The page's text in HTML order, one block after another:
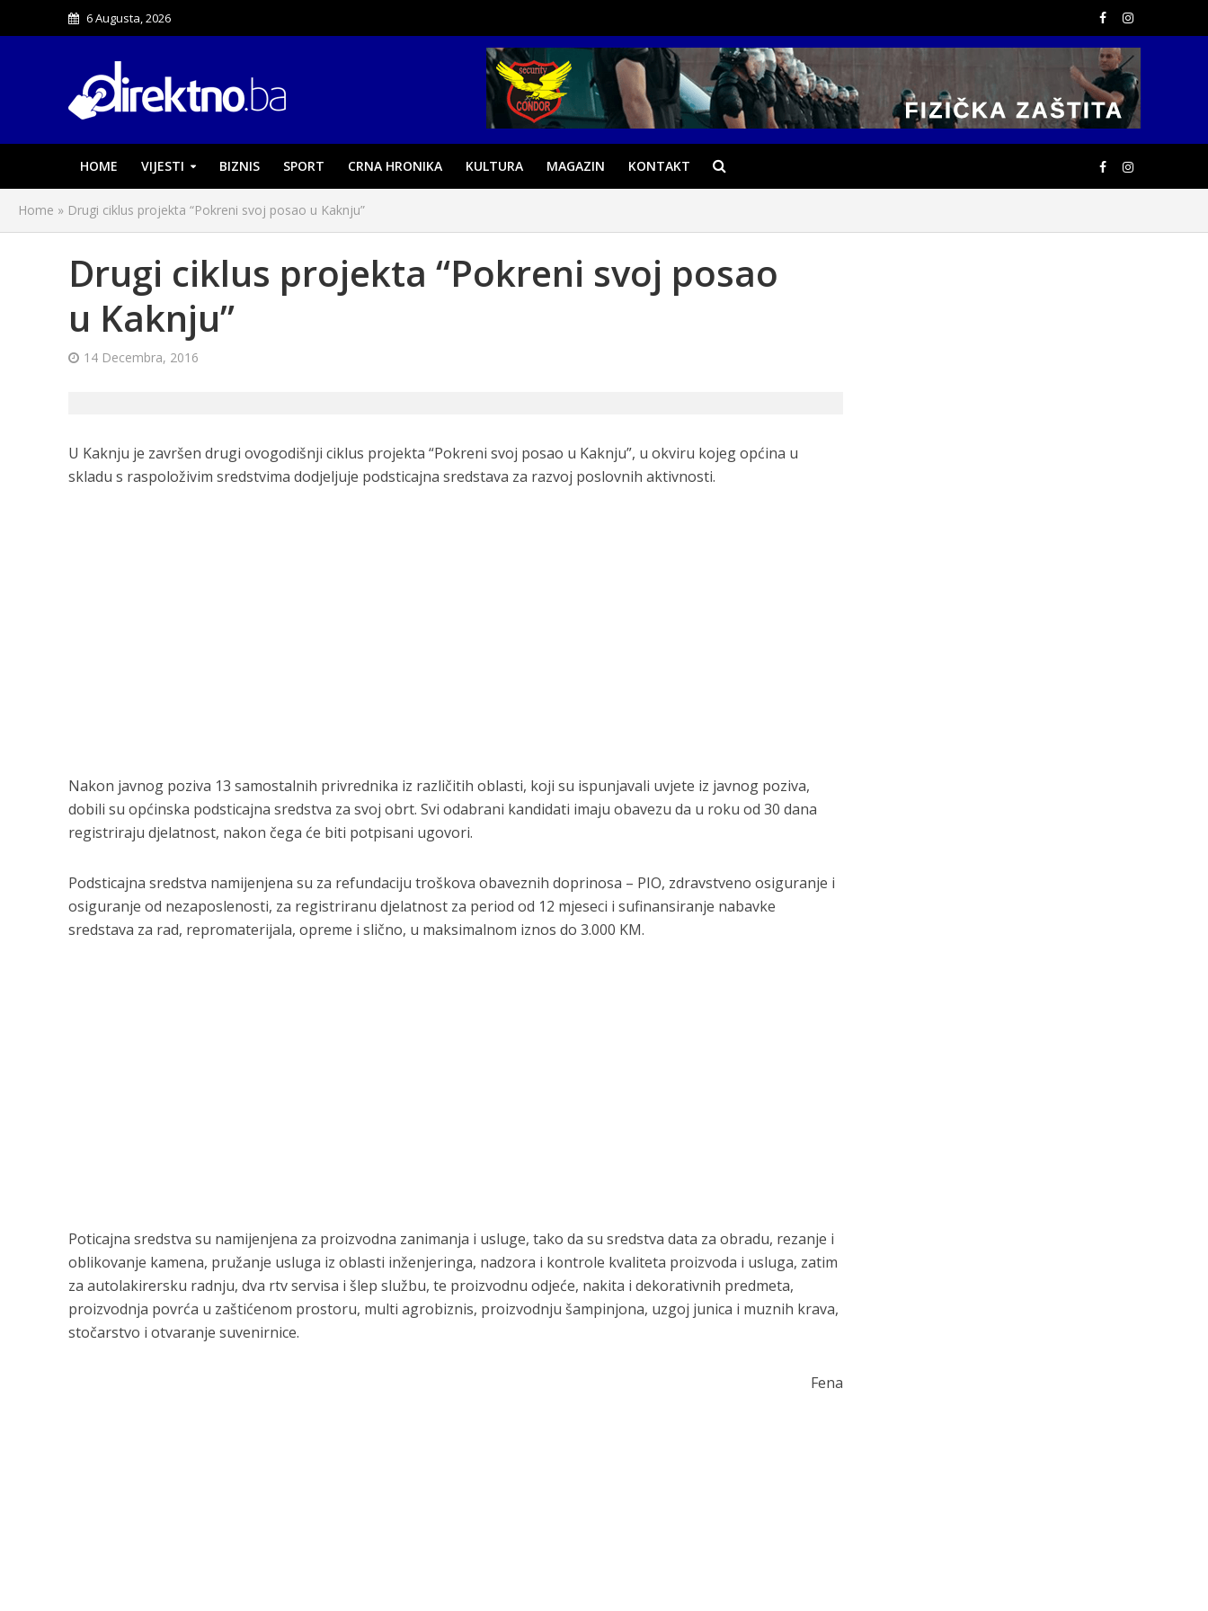
6 Augusta, 2026
HOME VIJESTI BIZNIS SPORT CRNA HRONIKA KULTURA MAGAZIN KONTAKT
Home » Drugi ciklus projekta “Pokreni svoj posao u Kaknju”
Drugi ciklus projekta “Pokreni svoj posao
u Kaknju”
14 Decembra, 2016
U Kaknju je završen drugi ovogodišnji ciklus projekta “Pokreni svoj posao u Kaknju”, u okviru kojeg općina u
skladu s raspoloživim sredstvima dodjeljuje podsticajna sredstava za razvoj poslovnih aktivnosti.
Nakon javnog poziva 13 samostalnih privrednika iz različitih oblasti, koji su ispunjavali uvjete iz javnog poziva,
dobili su općinska podsticajna sredstva za svoj obrt. Svi odabrani kandidati imaju obavezu da u roku od 30 dana
registriraju djelatnost, nakon čega će biti potpisani ugovori.
Podsticajna sredstva namijenjena su za refundaciju troškova obaveznih doprinosa – PIO, zdravstveno osiguranje i
osiguranje od nezaposlenosti, za registriranu djelatnost za period od 12 mjeseci i sufinansiranje nabavke
sredstava za rad, repromaterijala, opreme i slično, u maksimalnom iznos do 3.000 KM.
Poticajna sredstva su namijenjena za proizvodna zanimanja i usluge, tako da su sredstva data za obradu, rezanje i
oblikovanje kamena, pružanje usluga iz oblasti inženjeringa, nadzora i kontrole kvaliteta proizvoda i usluga, zatim
za autolakirersku radnju, dva rtv servisa i šlep službu, te proizvodnu odjeće, nakita i dekorativnih predmeta,
proizvodnja povrća u zaštićenom prostoru, multi agrobiznis, proizvodnju šampinjona, uzgoj junica i muznih krava,
stočarstvo i otvaranje suvenirnice.
Fena